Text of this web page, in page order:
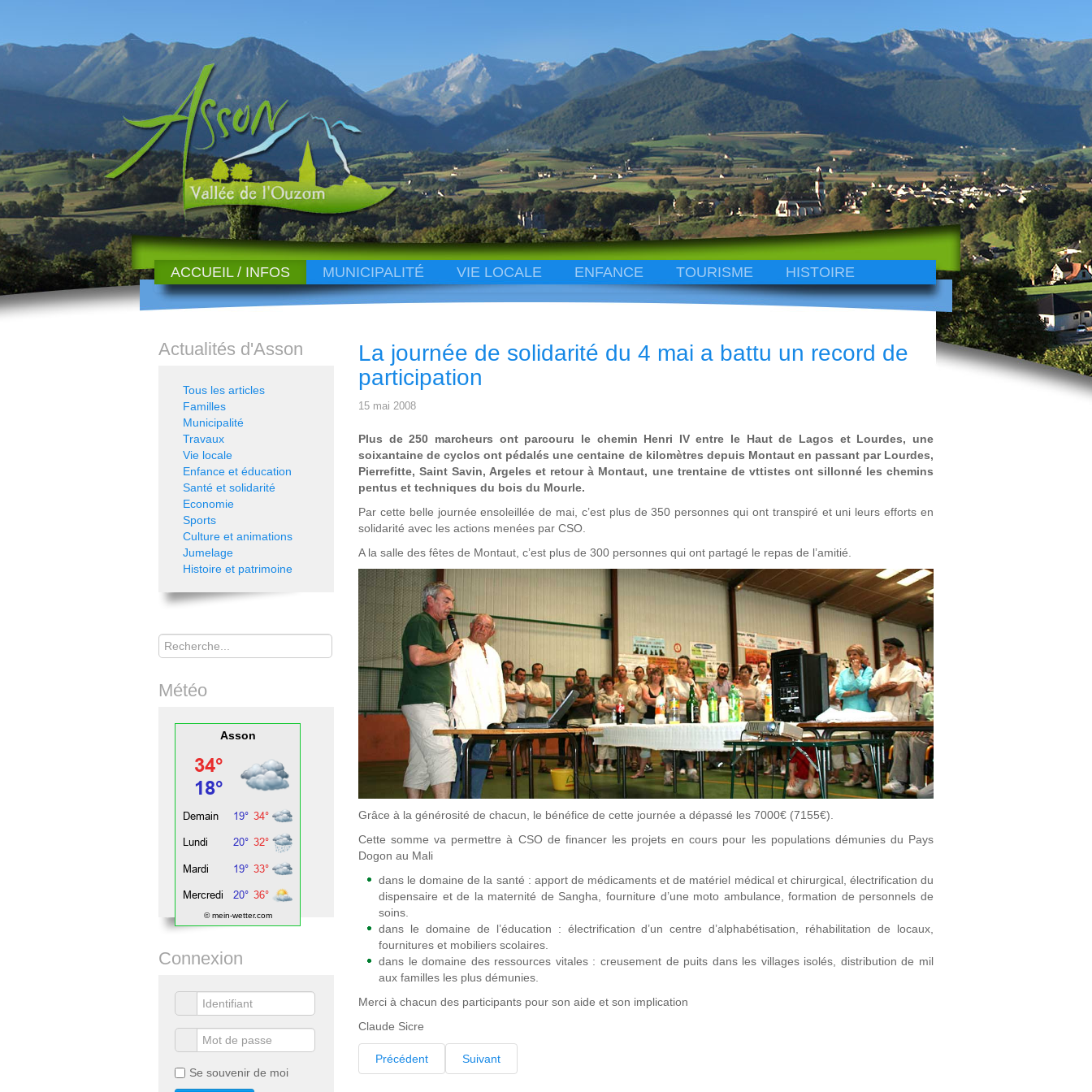
ACCUEIL / INFOS MUNICIPALITÉ VIE LOCALE ENFANCE TOURISME HISTOIRE
La journée de solidarité du 4 mai a battu un record de
participation
15 mai 2008
Plus de 250 marcheurs ont parcouru le chemin Henri IV entre le Haut de Lagos et Lourdes, une
soixantaine de cyclos ont pédalés une centaine de kilomètres depuis Montaut en passant par Lourdes,
Pierrefitte, Saint Savin, Argeles et retour à Montaut, une trentaine de vttistes ont sillonné les chemins
pentus et techniques du bois du Mourle.
Par cette belle journée ensoleillée de mai, c’est plus de 350 personnes qui ont transpiré et uni leurs efforts en
solidarité avec les actions menées par CSO.
A la salle des fêtes de Montaut, c’est plus de 300 personnes qui ont partagé le repas de l’amitié.
Grâce à la générosité de chacun, le bénéfice de cette journée a dépassé les 7000€ (7155€).
Cette somme va permettre à CSO de financer les projets en cours pour les populations démunies du Pays
Dogon au Mali
dans le domaine de la santé : apport de médicaments et de matériel médical et chirurgical, électrification du
dispensaire et de la maternité de Sangha, fourniture d’une moto ambulance, formation de personnels de
soins.
dans le domaine de l’éducation : électrification d’un centre d’alphabétisation, réhabilitation de locaux,
fournitures et mobiliers scolaires.
dans le domaine des ressources vitales : creusement de puits dans les villages isolés, distribution de mil
aux familles les plus démunies.
Merci à chacun des participants pour son aide et son implication
Claude Sicre
Précédent Suivant
Actualités d'Asson
Tous les articles
Familles
Municipalité
Travaux
Vie locale
Enfance et éducation
Santé et solidarité
Economie
Sports
Culture et animations
Jumelage
Histoire et patrimoine
Rechercher
Météo
Asson
© mein-wetter.com
Connexion
Se souvenir de moi